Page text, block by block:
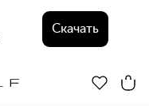
Скачать